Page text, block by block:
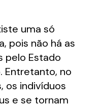
uma só
pois não há as
pelo Estado
Entretanto, no
os indivíduos
e se tornam